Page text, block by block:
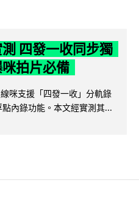
四發一收同步獨
拍片必備
咪支援「四發一收」分軌錄
內錄功能。本文經實測其...